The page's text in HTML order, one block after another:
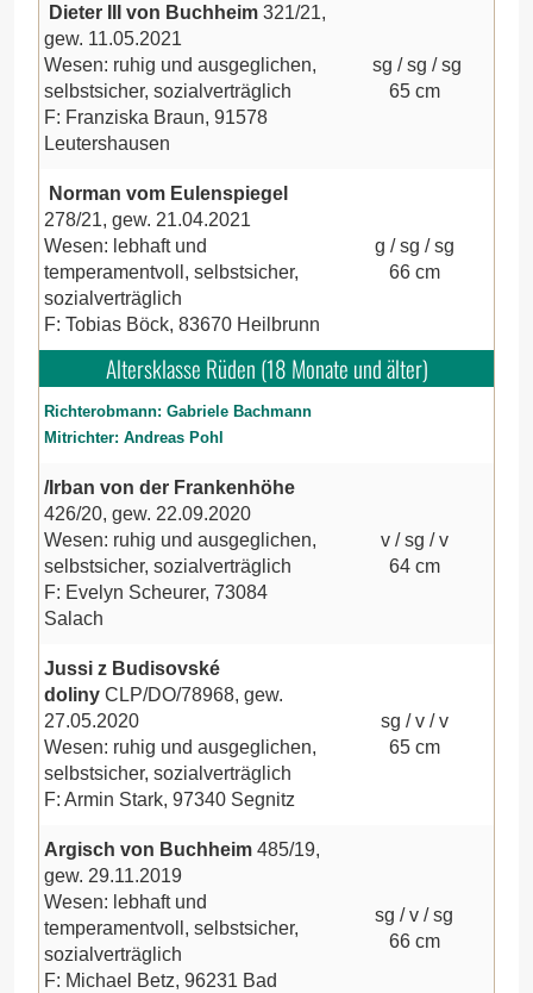
Dieter III von Buchheim 321/21,
gew. 11.05.2021
Wesen: ruhig und ausgeglichen,
selbstsicher, sozialverträglich
F: Franziska Braun, 91578
Leutershausen
sg / sg / sg
65 cm
Norman vom Eulenspiegel
278/21, gew. 21.04.2021
Wesen: lebhaft und
temperamentvoll, selbstsicher,
sozialverträglich
F: Tobias Böck, 83670 Heilbrunn
g / sg / sg
66 cm
Altersklasse Rüden (18 Monate und älter)
Richterobmann: Gabriele Bachmann
Mitrichter: Andreas Pohl
/Irban von der Frankenhöhe
426/20, gew. 22.09.2020
Wesen: ruhig und ausgeglichen,
selbstsicher, sozialverträglich
F: Evelyn Scheurer, 73084
Salach
v / sg / v
64 cm
Jussi z Budisovské
doliny CLP/DO/78968, gew.
27.05.2020
Wesen: ruhig und ausgeglichen,
selbstsicher, sozialverträglich
F: Armin Stark, 97340 Segnitz
sg / v / v
65 cm
Argisch von Buchheim 485/19,
gew. 29.11.2019
Wesen: lebhaft und
temperamentvoll, selbstsicher,
sozialverträglich
F: Michael Betz, 96231 Bad
sg / v / sg
66 cm